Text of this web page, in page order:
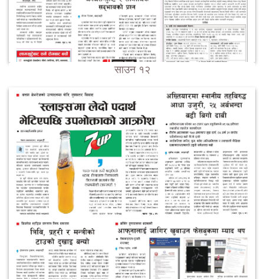
साउन १२